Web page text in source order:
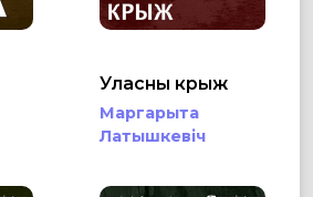
Уласны крыж
Маргарыта
Латышкевіч